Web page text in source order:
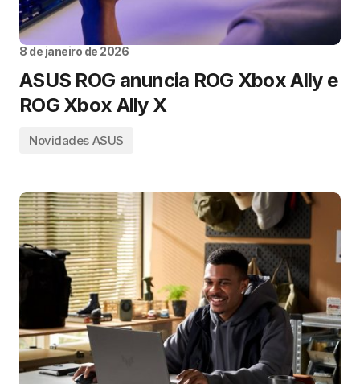
8 de janeiro de 2026
ASUS ROG anuncia ROG Xbox Ally e
ROG Xbox Ally X
Novidades ASUS